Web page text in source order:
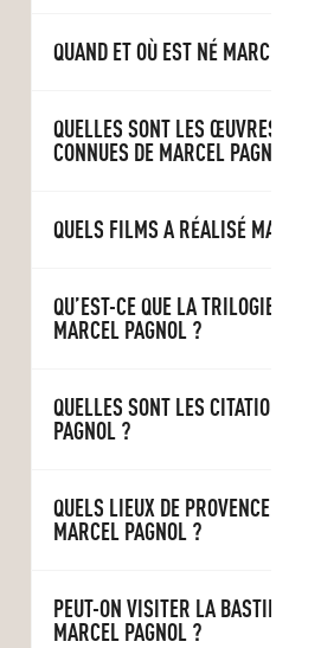
QUAND ET OÙ EST NÉ MARCEL
QUELLES SONT LES ŒUVRES LES
CONNUES DE MARCEL PAGNOL ?
QUELS FILMS A RÉALISÉ MARCEL
QU’EST-CE QUE LA TRILOGIE
MARCEL PAGNOL ?
QUELLES SONT LES CITATIONS DE
PAGNOL ?
QUELS LIEUX DE PROVENCE ONT
MARCEL PAGNOL ?
PEUT-ON VISITER LA BASTIDE
MARCEL PAGNOL ?